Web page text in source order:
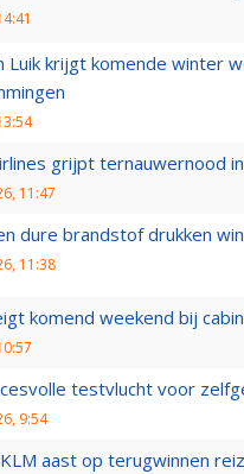
Luik krijgt komende winter
grijpt ternauwernood
11:47
dure brandstof drukken
11:38
komend weekend bij
testvlucht voor
9:54
aast op terugwinnen